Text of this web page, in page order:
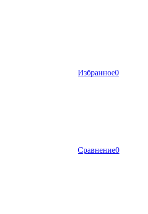
Избранное0
Сравнение0